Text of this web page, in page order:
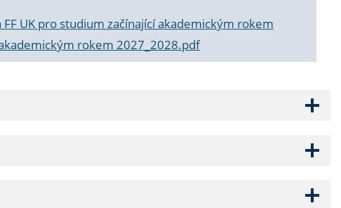
UK pro studium začínající akademickým rokem
rokem 2027_2028.pdf